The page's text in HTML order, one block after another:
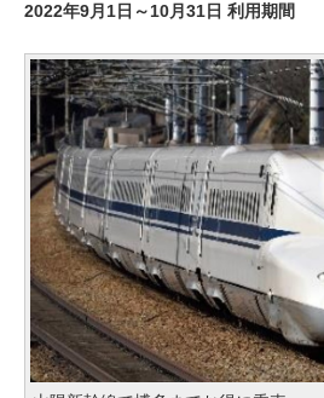
2022年9月1日～10月31日 利用期間